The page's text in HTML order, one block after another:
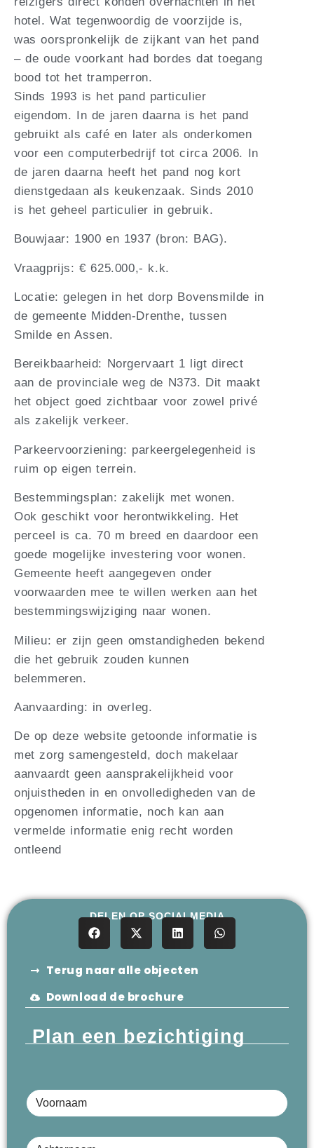
hotel. Wat tegenwoordig de voorzijde is,
was oorspronkelijk de zijkant van het pand
– de oude voorkant had bordes dat toegang
bood tot het tramperron.
Sinds 1993 is het pand particulier
eigendom. In de jaren daarna is het pand
gebruikt als café en later als onderkomen
voor een computerbedrijf tot circa 2006. In
de jaren daarna heeft het pand nog kort
dienstgedaan als keukenzaak. Sinds 2010
is het geheel particulier in gebruik.
Bouwjaar: 1900 en 1937 (bron: BAG).
Vraagprijs: € 625.000,- k.k.
Locatie: gelegen in het dorp Bovensmilde in
de gemeente Midden-Drenthe, tussen
Smilde en Assen.
Bereikbaarheid: Norgervaart 1 ligt direct
aan de provinciale weg de N373. Dit maakt
het object goed zichtbaar voor zowel privé
als zakelijk verkeer.
Parkeervoorziening: parkeergelegenheid is
ruim op eigen terrein.
Bestemmingsplan: zakelijk met wonen.
Ook geschikt voor herontwikkeling. Het
perceel is ca. 70 m breed en daardoor een
goede mogelijke investering voor wonen.
Gemeente heeft aangegeven onder
voorwaarden mee te willen werken aan het
bestemmingswijziging naar wonen.
Milieu: er zijn geen omstandigheden bekend
die het gebruik zouden kunnen
belemmeren.
Aanvaarding: in overleg.
De op deze website getoonde informatie is
met zorg samengesteld, doch makelaar
aanvaardt geen aansprakelijkheid voor
onjuistheden in en onvolledigheden van de
opgenomen informatie, noch kan aan
vermelde informatie enig recht worden
ontleend
DELEN OP SOCIALMEDIA
Terug naar alle objecten
Download de brochure
Plan een bezichtiging